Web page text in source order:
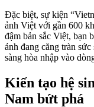
Đặc biệt, sự kiện
ảnh Việt với gần 600
đậm bản sắc Việt, bạn
ảnh đang căng tràn
sàng hòa nhập vào
Kiến tạo hệ
Nam bứt phá